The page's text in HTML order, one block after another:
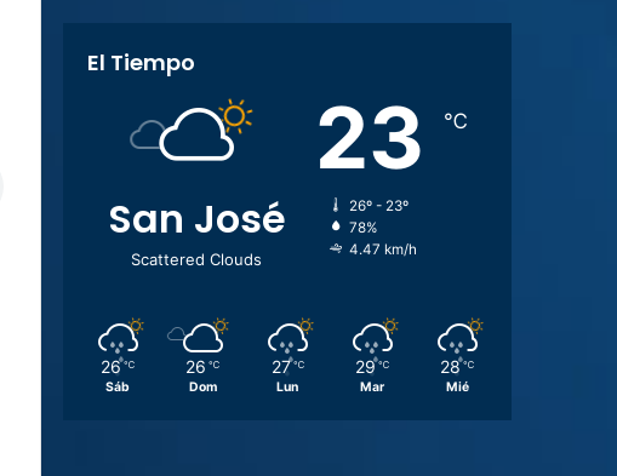
El Tiempo
San José
Scattered Clouds
23 ℃
26º - 23º
78%
4.47 km/h
26 ℃
Sáb
26 ℃
Dom
27 ℃
Lun
29 ℃
Mar
28 ℃
Mié